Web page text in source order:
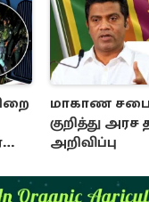
மாகாண
குறித்து அரச
அறிவிப்பு